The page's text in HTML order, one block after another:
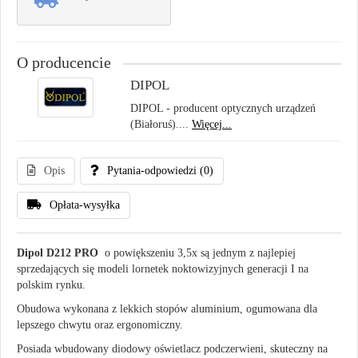
O producencie
DIPOL
DIPOL - producent optycznych urządzeń
(Białoruś).... Więcej...
Opis Pytania-odpowiedzi (0)
Opłata-wysyłka
Dipol D212 PRO o powiększeniu 3,5x są jednym z najlepiej
sprzedających się modeli lornetek noktowizyjnych generacji I na
polskim rynku.
Obudowa wykonana z lekkich stopów aluminium, ogumowana dla
lepszego chwytu oraz ergonomiczny.
Posiada wbudowany diodowy oświetlacz podczerwieni, skuteczny na